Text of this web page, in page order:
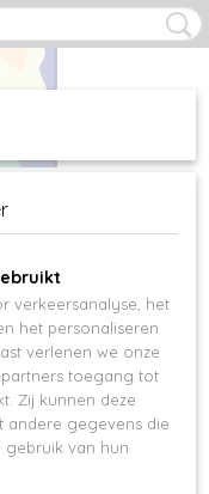
verkeersanalyse, het
het personaliseren
verlenen we onze
toegang tot
Zij kunnen deze
andere gegevens die
gebruik van hun